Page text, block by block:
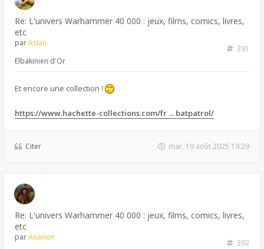
Re: L'univers Warhammer 40 000 : jeux, films, comics, livres,
etc
391
parAslan
Elbakinien d'Or
Et encore une collection !
https://www.hachette-collections.com/fr ... batpatrol/
Citer mar. 19 août 2025 19:29
Re: L'univers Warhammer 40 000 : jeux, films, comics, livres,
etc
392
parAnarion